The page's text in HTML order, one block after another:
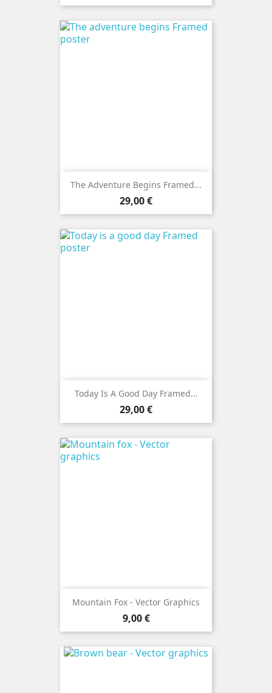
The Adventure Begins Framed...
Precio
29,00 €
Today Is A Good Day Framed...
Precio
29,00 €
Mountain Fox - Vector Graphics
Precio
9,00 €